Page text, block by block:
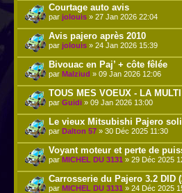
Courtage auto avis
par jolouis » 27 Jan 2026 22:04
Avis pajero après 2010
par jolouis » 24 Jan 2026 15:39
Bivouac en Paj’ + côte fêlée
par Malziud » 09 Jan 2026 12:06
TOUS MES VOEUX - LA
par Guidi » 09 Jan 2026 13:00
Le vieux Mitsubishi Pajero
par Dalton 57 » 30 Déc 2025 11:30
Voyant moteur et perte de
par MICHEL DU 3131 » 29 Déc 2025
Carrosserie du Pajero 3.2 DID
par MICHEL DU 3131 » 24 Déc 2025